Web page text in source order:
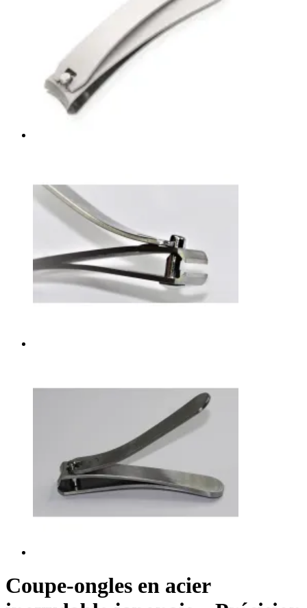
Coupe-ongles en acier